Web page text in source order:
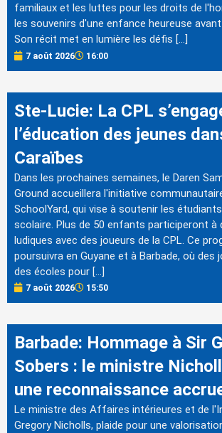
familiaux et les luttes pour les droits de
les souvenirs d'une enfance heureuse
Son récit met en lumière les défis […]
7 août 2026 16:00
Ste-Lucie: La CPL
l’éducation des jeunes
Caraïbes
Dans les prochaines semaines, le Daren
Ground accueillera l'initiative
SchoolYard, qui vise à soutenir les
scolaire. Plus de 50 enfants participeront à
ludiques avec des joueurs de la CPL. Ce
poursuivra en Guyane et à Barbade, où des
des écoles pour […]
7 août 2026 15:50
Barbade: Hommage à Sir
Sobers : le ministre
une reconnaissance
Le ministre des Affaires intérieures et de
Gregory Nicholls, plaide pour une